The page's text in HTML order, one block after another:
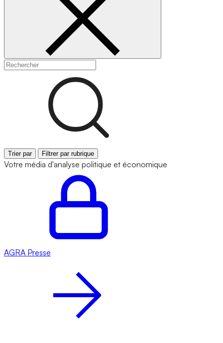
Trier par Filtrer par rubrique
Votre média d'analyse politique et économique
AGRA Presse